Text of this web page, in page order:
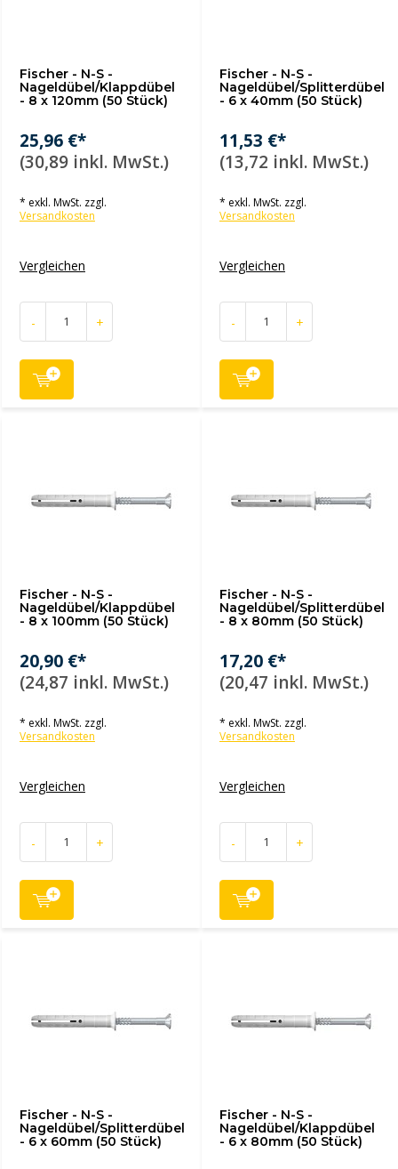
Fischer - N-S -
Nageldübel/Klappdübel
- 8 x 120mm (50 Stück)
25,96 €*
(30,89 inkl. MwSt.)
* exkl. MwSt. zzgl.
Versandkosten
Vergleichen
- +
Fischer - N-S -
Nageldübel/Splitterdübel
- 6 x 40mm (50 Stück)
11,53 €*
(13,72 inkl. MwSt.)
* exkl. MwSt. zzgl.
Versandkosten
Vergleichen
- +
Fischer - N-S -
Nageldübel/Klappdübel
- 8 x 100mm (50 Stück)
20,90 €*
(24,87 inkl. MwSt.)
* exkl. MwSt. zzgl.
Versandkosten
Vergleichen
- +
Fischer - N-S -
Nageldübel/Splitterdübel
- 8 x 80mm (50 Stück)
17,20 €*
(20,47 inkl. MwSt.)
* exkl. MwSt. zzgl.
Versandkosten
Vergleichen
- +
Fischer - N-S -
Nageldübel/Splitterdübel
- 6 x 60mm (50 Stück)
Fischer - N-S -
Nageldübel/Klappdübel
- 6 x 80mm (50 Stück)